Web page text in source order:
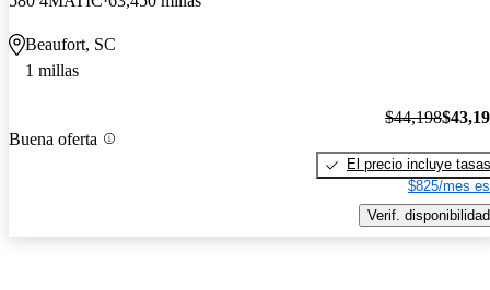
Beaufort, SC
1 millas
Buena oferta
$44,198
El precio incluye tasas
$825/mes
Verif. disponibilidad